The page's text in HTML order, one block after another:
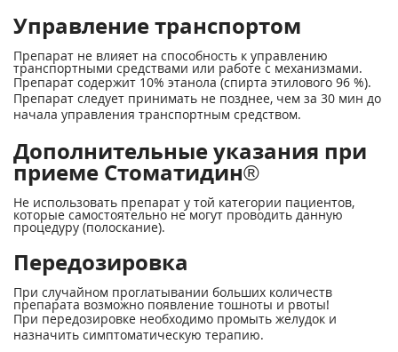
Управление транспортом
Препарат не влияет на способность к управлению
транспортными средствами или работе с механизмами.
Препарат содержит 10% этанола (спирта этилового 96 %).
Препарат следует принимать не позднее, чем за 30 мин до
начала управления транспортным средством.
Дополнительные указания при
приеме Стоматидин®
Не использовать препарат у той категории пациентов,
которые самостоятельно не могут проводить данную
процедуру (полоскание).
Передозировка
При случайном проглатывании больших количеств
препарата возможно появление тошноты и рвоты!
При передозировке необходимо промыть желудок и
назначить симптоматическую терапию.